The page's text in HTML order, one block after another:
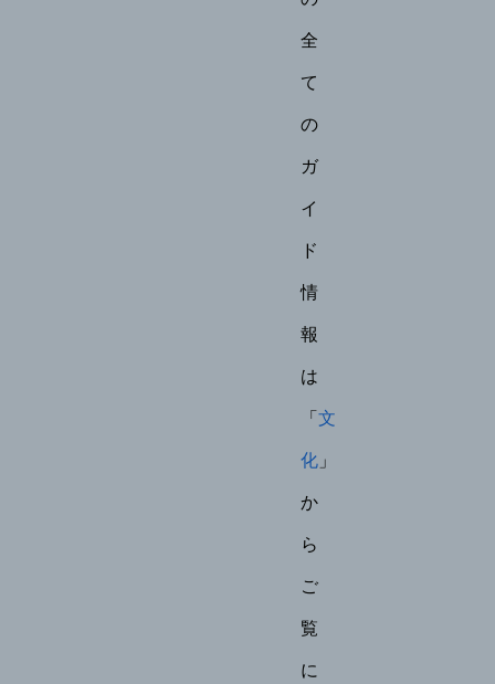
全
て
の
ガ
イ
ド
情
報
は
「文
化」
か
ら
ご
覧
に